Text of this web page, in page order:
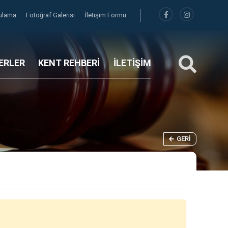
Fotoğraf Galerisi İletişim Formu
KENT REHBERİ İLETİŞİM
GERI